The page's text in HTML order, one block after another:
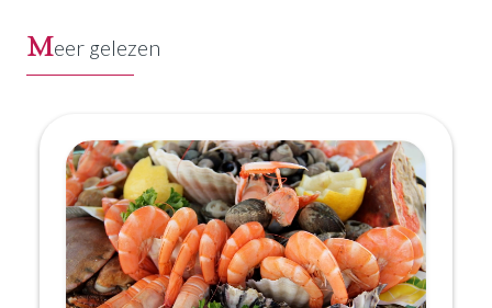
Meer gelezen